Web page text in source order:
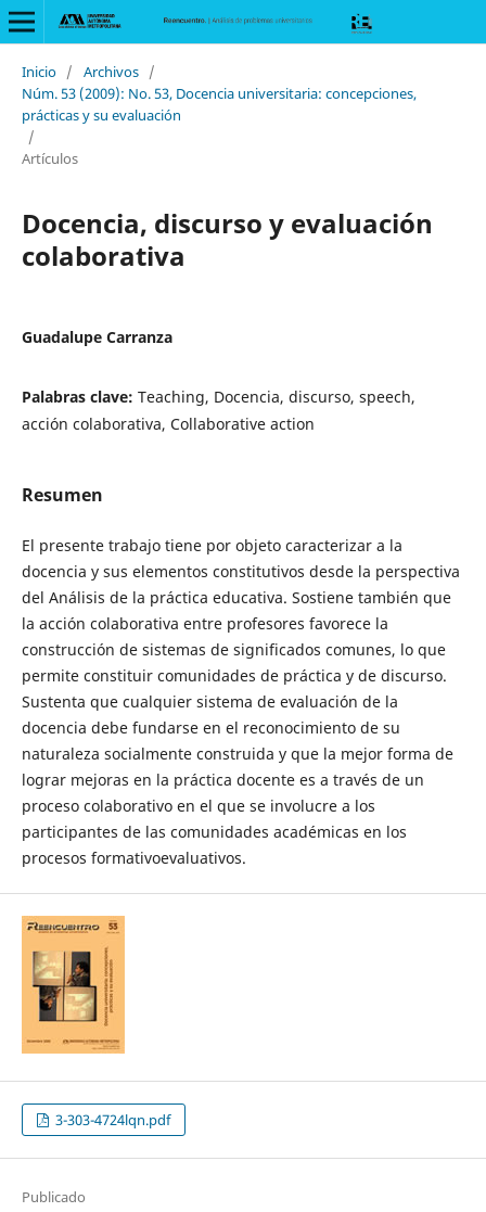
Inicio / Archivos /
Núm. 53 (2009): No. 53, Docencia universitaria: concepciones,
prácticas y su evaluación
/
Artículos
Docencia, discurso y evaluación
colaborativa
Guadalupe Carranza
Palabras clave: Teaching, Docencia, discurso, speech,
acción colaborativa, Collaborative action
Resumen
El presente trabajo tiene por objeto caracterizar a la
docencia y sus elementos constitutivos desde la perspectiva
del Análisis de la práctica educativa. Sostiene también que
la acción colaborativa entre profesores favorece la
construcción de sistemas de significados comunes, lo que
permite constituir comunidades de práctica y de discurso.
Sustenta que cualquier sistema de evaluación de la
docencia debe fundarse en el reconocimiento de su
naturaleza socialmente construida y que la mejor forma de
lograr mejoras en la práctica docente es a través de un
proceso colaborativo en el que se involucre a los
participantes de las comunidades académicas en los
procesos formativoevaluativos.
3-303-4724lqn.pdf
Publicado